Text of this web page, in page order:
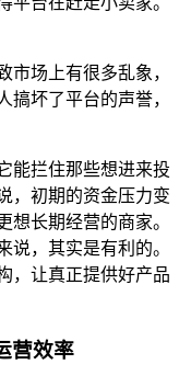
市场上有很多乱象，
搞坏了平台的声誉，
能拦住那些想进来投
，初期的资金压力变
想长期经营的商家。
说，其实是有利的。
，让真正提供好产品
营效率